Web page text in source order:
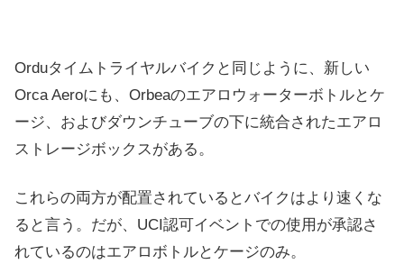
Orduタイムトライヤルバイクと同じように、新しい
Orca Aeroにも、Orbeaのエアロウォーターボトルとケ
ージ、およびダウンチューブの下に統合されたエアロ
ストレージボックスがある。
これらの両方が配置されているとバイクはより速くな
ると言う。だが、UCI認可イベントでの使用が承認さ
れているのはエアロボトルとケージのみ。